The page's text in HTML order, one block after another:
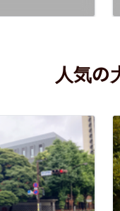
人気の